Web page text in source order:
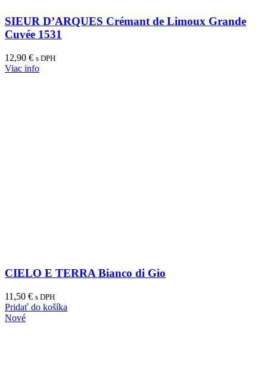
SIEUR D’ARQUES Crémant de Limoux Grande
Cuvée 1531
12,90 € s DPH
Viac info
CIELO E TERRA Bianco di Gio
11,50 € s DPH
Pridať do košíka
Nové